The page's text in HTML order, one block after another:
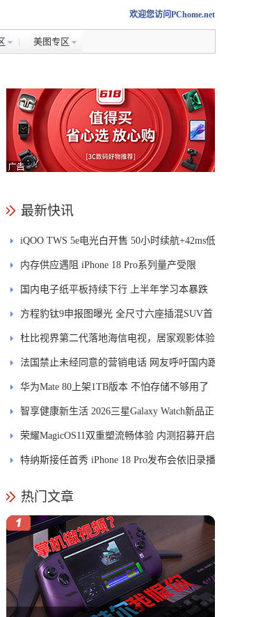
欢迎您访问PChome.net
美图专区
最新快讯
iQOO TWS 5e电光白开售 50小时续航+42ms低
延迟
内存供应遇阻 iPhone 18 Pro系列量产受限
国内电子纸平板持续下行 上半年学习本暴跌
84.6%
方程豹钛9申报图曝光 全尺寸六座插混SUV首
发DMS
杜比视界第二代落地海信电视，居家观影体验
能迎来哪些升级？
法国禁止未经同意的营销电话 网友呼吁国内跟
进
华为Mate 80上架1TB版本 不怕存储不够用了
智享健康新生活 2026三星Galaxy Watch新品正
式开售
荣耀MagicOS11双重塑流畅体验 内测招募开启
特纳斯接任首秀 iPhone 18 Pro发布会依旧录播
热门文章